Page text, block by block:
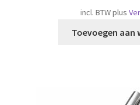
incl. BTWplus
Toevoegen aan